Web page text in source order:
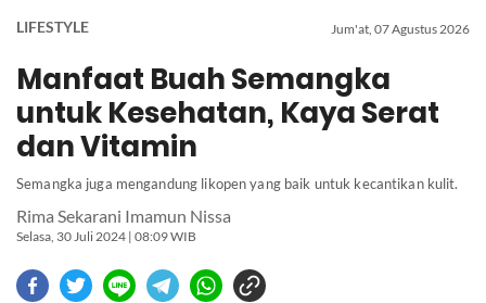
LIFESTYLE Jum'at, 07 Agustus 2026
Manfaat Buah Semangka
untuk Kesehatan, Kaya Serat
dan Vitamin
Semangka juga mengandung likopen yang baik untuk kecantikan kulit.
Rima Sekarani Imamun Nissa
Selasa, 30 Juli 2024 | 08:09 WIB